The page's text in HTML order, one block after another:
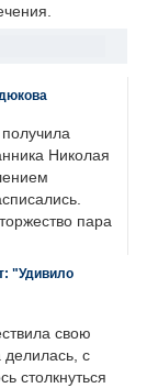
Николая
пара
"Удивило
свою
с
столкнуться